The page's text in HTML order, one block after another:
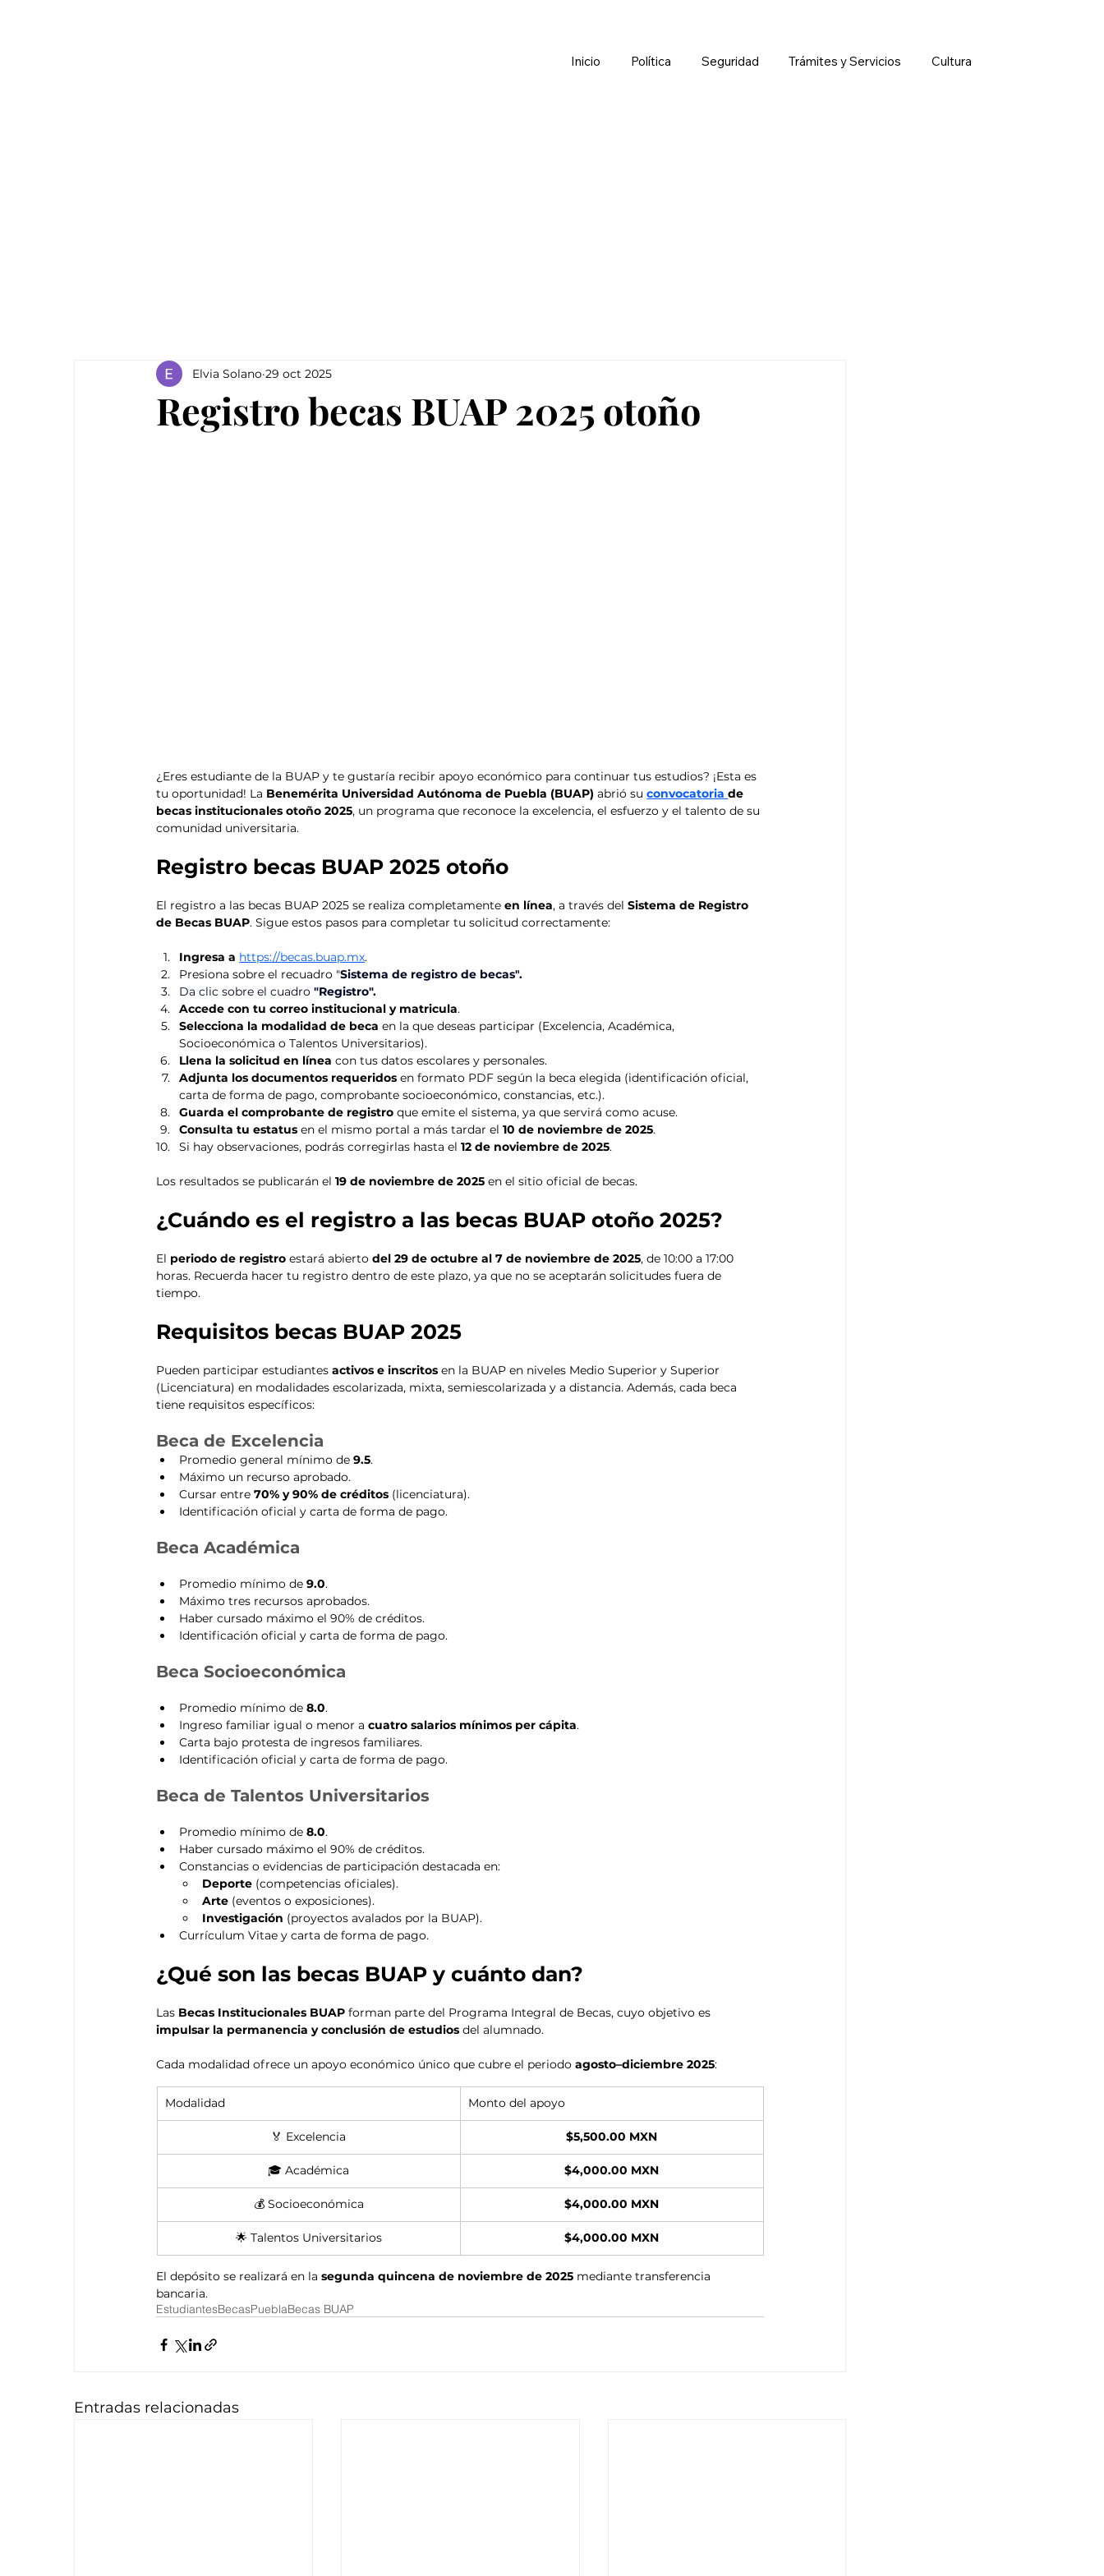
Inicio Política Seguridad Trámites y Servicios Cultura
Registro becas BUAP 2025 otoño
Elvia Solano 29 oct 2025
¿Eres estudiante de la BUAP y te gustaría recibir apoyo económico para continuar tus estudios? ¡Esta es
tu oportunidad! La Benemérita Universidad Autónoma de Puebla (BUAP) abrió su convocatoria de
becas institucionales otoño 2025, un programa que reconoce la excelencia, el esfuerzo y el talento de su
comunidad universitaria.
Registro becas BUAP 2025 otoño
El registro a las becas BUAP 2025 se realiza completamente en línea, a través del Sistema de Registro
de Becas BUAP. Sigue estos pasos para completar tu solicitud correctamente:
Ingresa a https://becas.buap.mx.
Presiona sobre el recuadro "Sistema de registro de becas".
Da clic sobre el cuadro "Registro".
Accede con tu correo institucional y matricula.
Selecciona la modalidad de beca en la que deseas participar (Excelencia, Académica,
Socioeconómica o Talentos Universitarios).
Llena la solicitud en línea con tus datos escolares y personales.
Adjunta los documentos requeridos en formato PDF según la beca elegida (identificación oficial,
carta de forma de pago, comprobante socioeconómico, constancias, etc.).
Guarda el comprobante de registro que emite el sistema, ya que servirá como acuse.
Consulta tu estatus en el mismo portal a más tardar el 10 de noviembre de 2025.
Si hay observaciones, podrás corregirlas hasta el 12 de noviembre de 2025.
Los resultados se publicarán el 19 de noviembre de 2025 en el sitio oficial de becas.
¿Cuándo es el registro a las becas BUAP otoño 2025?
El periodo de registro estará abierto del 29 de octubre al 7 de noviembre de 2025, de 10:00 a 17:00
horas. Recuerda hacer tu registro dentro de este plazo, ya que no se aceptarán solicitudes fuera de
tiempo.
Requisitos becas BUAP 2025
Pueden participar estudiantes activos e inscritos en la BUAP en niveles Medio Superior y Superior
(Licenciatura) en modalidades escolarizada, mixta, semiescolarizada y a distancia. Además, cada beca
tiene requisitos específicos:
Beca de Excelencia
Promedio general mínimo de 9.5.
Máximo un recurso aprobado.
Cursar entre 70% y 90% de créditos (licenciatura).
Identificación oficial y carta de forma de pago.
Beca Académica
Promedio mínimo de 9.0.
Máximo tres recursos aprobados.
Haber cursado máximo el 90% de créditos.
Identificación oficial y carta de forma de pago.
Beca Socioeconómica
Promedio mínimo de 8.0.
Ingreso familiar igual o menor a cuatro salarios mínimos per cápita.
Carta bajo protesta de ingresos familiares.
Identificación oficial y carta de forma de pago.
Beca de Talentos Universitarios
Promedio mínimo de 8.0.
Haber cursado máximo el 90% de créditos.
Constancias o evidencias de participación destacada en:
Deporte (competencias oficiales).
Arte (eventos o exposiciones).
Investigación (proyectos avalados por la BUAP).
Currículum Vitae y carta de forma de pago.
¿Qué son las becas BUAP y cuánto dan?
Las Becas Institucionales BUAP forman parte del Programa Integral de Becas, cuyo objetivo es
impulsar la permanencia y conclusión de estudios del alumnado.
Cada modalidad ofrece un apoyo económico único que cubre el periodo agosto–diciembre 2025:
Modalidad Monto del apoyo
🏅 Excelencia $5,500.00 MXN
🎓 Académica $4,000.00 MXN
💰 Socioeconómica $4,000.00 MXN
🌟 Talentos Universitarios $4,000.00 MXN
El depósito se realizará en la segunda quincena de noviembre de 2025 mediante transferencia
bancaria.
EstudiantesBecasPueblaBecas BUAP
Entradas relacionadas